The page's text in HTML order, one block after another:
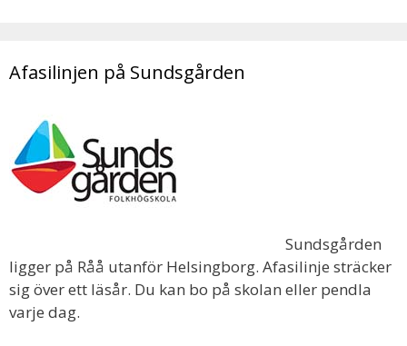
Afasilinjen på Sundsgården
Sundsgården
ligger på Råå utanför Helsingborg. Afasilinje sträcker
sig över ett läsår. Du kan bo på skolan eller pendla
varje dag.